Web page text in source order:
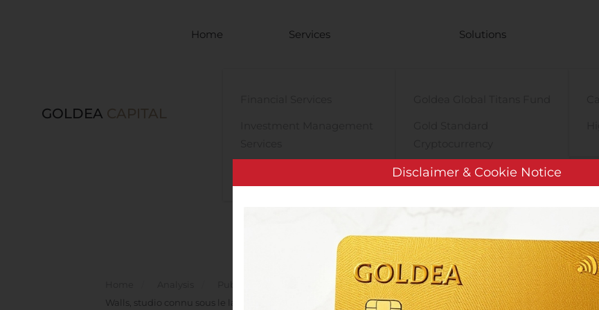
GOLDEA CAPITAL
Home Services Solutions
PRE-iPO Market
COMMUNIQUE DE PRESSE: Nacon porte à 53 % sa
Walls, studio connu sous le label ‘RaceWard’
Disclaimer & Cookie Notice